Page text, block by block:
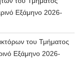
Εξάμηνο 2026-
του Τμήματος
Εξάμηνο 2026-